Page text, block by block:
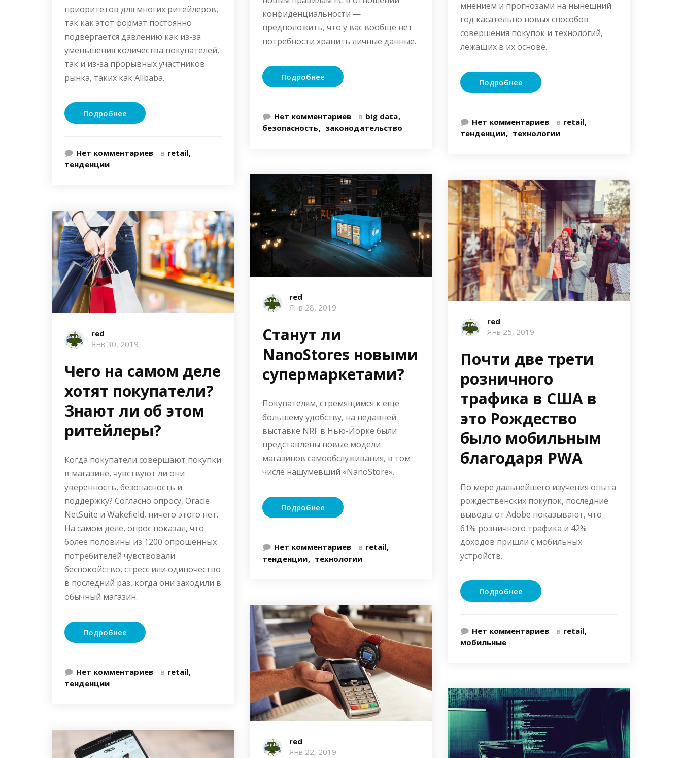
приоритетов для многих ритейлеров,
так как этот формат постоянно
подвергается давлению как из-за
уменьшения количества покупателей,
так и из-за прорывных участников
рынка, таких как Alibaba.
Подробнее
Нет комментариев в retail
тенденции
red
Янв 30, 2019
Чего на самом деле
хотят покупатели?
Знают ли об этом
ритейлеры?
Когда покупатели совершают покупки
в магазине, чувствуют ли они
уверенность, безопасность и
поддержку? Согласно опросу, Oracle
NetSuite и Wakefield, ничего этого нет.
На самом деле, опрос показал, что
более половины из 1200 опрошенных
потребителей чувствовали
беспокойство, стресс или одиночество
в последний раз, когда они заходили в
обычный магазин.
Подробнее
Нет комментариев в retail
тенденции
конфиденциальности —
предположить, что у вас вообще нет
потребности хранить личные данные.
Подробнее
Нет комментариев в big data
безопасность
законодательство
red
Янв 28, 2019
Станут ли
NanoStores новыми
супермаркетами?
Покупателям, стремящимся к еще
большему удобству, на недавней
выставке NRF в Нью-Йорке были
представлены новые модели
магазинов самообслуживания, в том
числе нашумевший «NanoStore».
Подробнее
Нет комментариев в retail
тенденции
технологии
red
Янв 22, 2019
мнением и прогнозами на нынешний
год касательно новых способов
совершения покупок и технологий,
лежащих в их основе.
Подробнее
Нет комментариев в retail
тенденции
технологии
red
Янв 25, 2019
Почти две трети
розничного
трафика в США в
это Рождество
было мобильным
благодаря PWA
По мере дальнейшего изучения опыта
рождественских покупок, последние
выводы от Adobe показывают, что
61% розничного трафика и 42%
доходов пришли с мобильных
устройств.
Подробнее
Нет комментариев в retail
мобильные